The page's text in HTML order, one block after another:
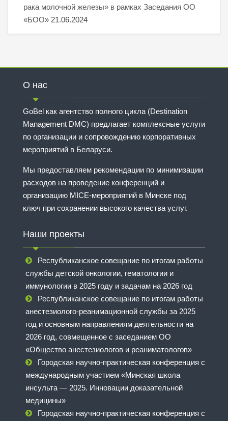
рака молочной железы» в рамках Заседания ОО
«БОО» 21.06.2024
О нас
GoBel как агентство полного цикла (Destination
Management DMC) предлагает комплексные услуги
по организации и сопровождению корпоративных
мероприятий в Беларуси.
Мы предоставляем рекомендации по минимизации
расходов на проведение конференций и
организацию MICE-мероприятий в Минске под
ключ при сохранении высокого качества услуг.
Наши проекты
Республиканское совещание по итогам работы
службы детской онкологии, гематологии и
иммунологии в 2025 году и задачам на 2026 год
Республиканское совещание по итогам работы
анестезиолого-реанимационной службы за 2025
год и основным направлениям деятельности на
2026 год, совмещенное с заседанием ОО
«Общество анестезиологов и реаниматологов»
Городская научно-практическая конференция с
международным участием «Минская школа
инсульта — 2025. Инновации доказательной
медицины»
Городская научно-практическая конференция с